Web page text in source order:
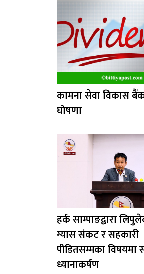
कामना सेवा विकास
घोषणा
हर्क साम्पाङद्वारा
ग्यास संकट र सहकारी
पीडितसम्मका विषयमा
ध्यानाकर्षण